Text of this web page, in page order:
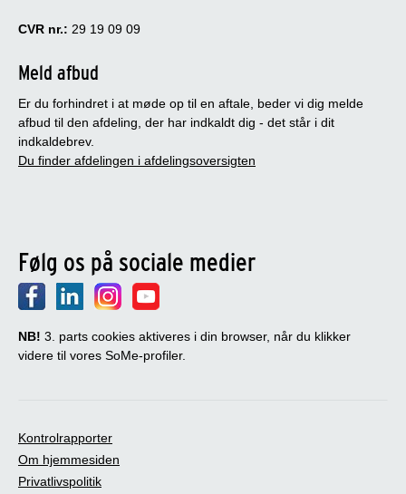
CVR nr.: 29 19 09 09
Meld afbud
Er du forhindret i at møde op til en aftale, beder vi dig melde
afbud til den afdeling, der har indkaldt dig - det står i dit
indkaldebrev.
Du finder afdelingen i afdelingsoversigten
Følg os på sociale medier
NB! 3. parts cookies aktiveres i din browser, når du klikker
videre til vores SoMe-profiler.
Kontrolrapporter
Om hjemmesiden
Privatlivspolitik